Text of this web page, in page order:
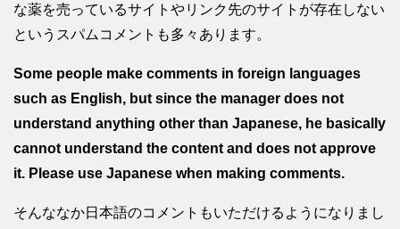
な薬を売っているサイトやリンク先のサイトが存在しない
というスパムコメントも多々あります。
Some people make comments in foreign languages
such as English, but since the manager does not
understand anything other than Japanese, he basically
cannot understand the content and does not approve
it. Please use Japanese when making comments.
そんななか日本語のコメントもいただけるようになりまし